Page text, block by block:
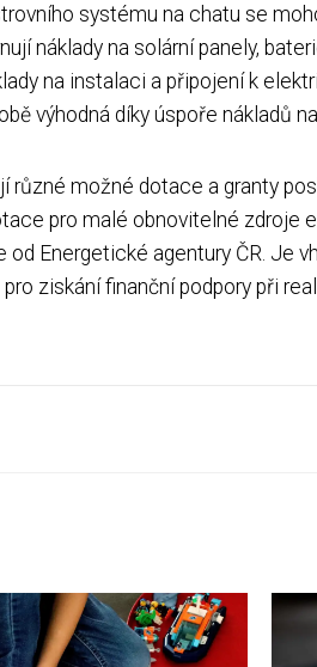
systému na chatu se
náklady na solární panely,
na instalaci a připojení k
výhodná díky úspoře nákladů
různé možné dotace a granty
pro malé obnovitelné zdroje
Energetické agentury ČR. Je
ziskání finanční podpory při